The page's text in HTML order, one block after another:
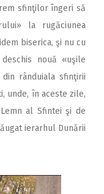
sfinţilor îngeri să
la rugăciunea
biserica, şi nu cu
nouă «uşile
rânduiala sfinţirii
unde, în aceste zile,
al Sfintei şi de
ierarhul Dunării